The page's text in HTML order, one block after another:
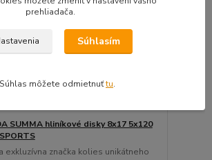
SUMMA hliníkové disky 8x17 5x120
exkluzívna značka kolies unikátneho
prehliadača.
Súhlasím
Súhlas môžete odmietnuťtu.